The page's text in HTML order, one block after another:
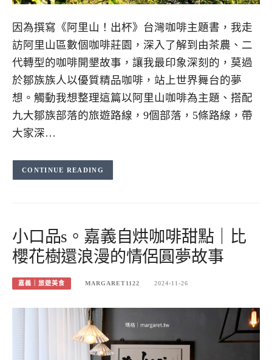
因為撰寫《阿里山！出杯》台灣咖啡主題書，我走
訪阿里山區數個咖啡莊園，深入了解到由茶農、二
代轉型的咖啡開墾故事，讓我最印象深刻的，莫過
於鄒族族人以優質精品咖啡，站上世界舞台的夢
想。觸動我想整理這篇以阿里山咖啡為主題、搭配
九大鄒族部落的旅遊路線，9個部落，5條路線，帶
大家深…
CONTINUE READING
小口品s。嘉義自烘咖啡甜點｜比
櫻花樹還浪漫的情侶圓夢故事
嘉義｜旅遊美食 MARGARET1122 2024-11-26